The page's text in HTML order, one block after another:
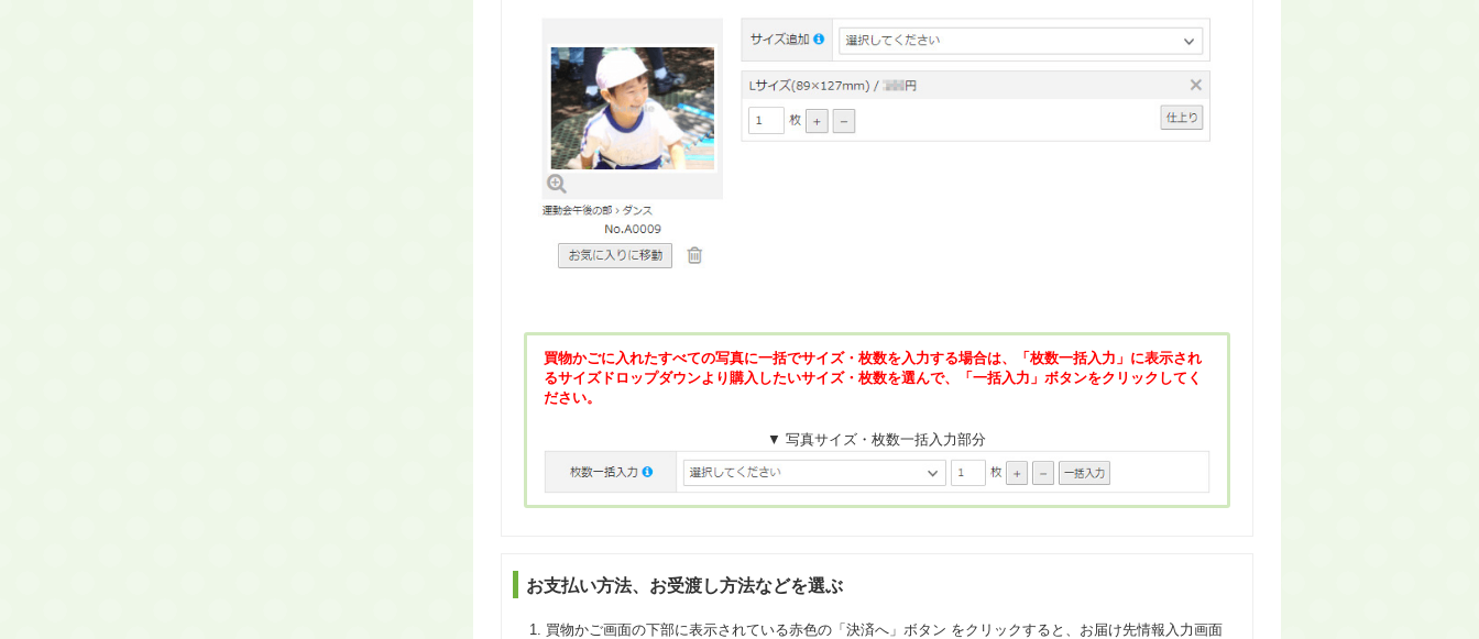
買物かごに入れたすべての写真に一括でサイズ・枚数を入力する場合は、「枚数一括入力」に表示され
るサイズドロップダウンより購入したいサイズ・枚数を選んで、「一括入力」ボタンをクリックしてく
ださい。
▼ 写真サイズ・枚数一括入力部分
お支払い方法、お受渡し方法などを選ぶ
買物かご画面の下部に表示されている赤色の「決済へ」ボタン をクリックすると、お届け先情報入力画面